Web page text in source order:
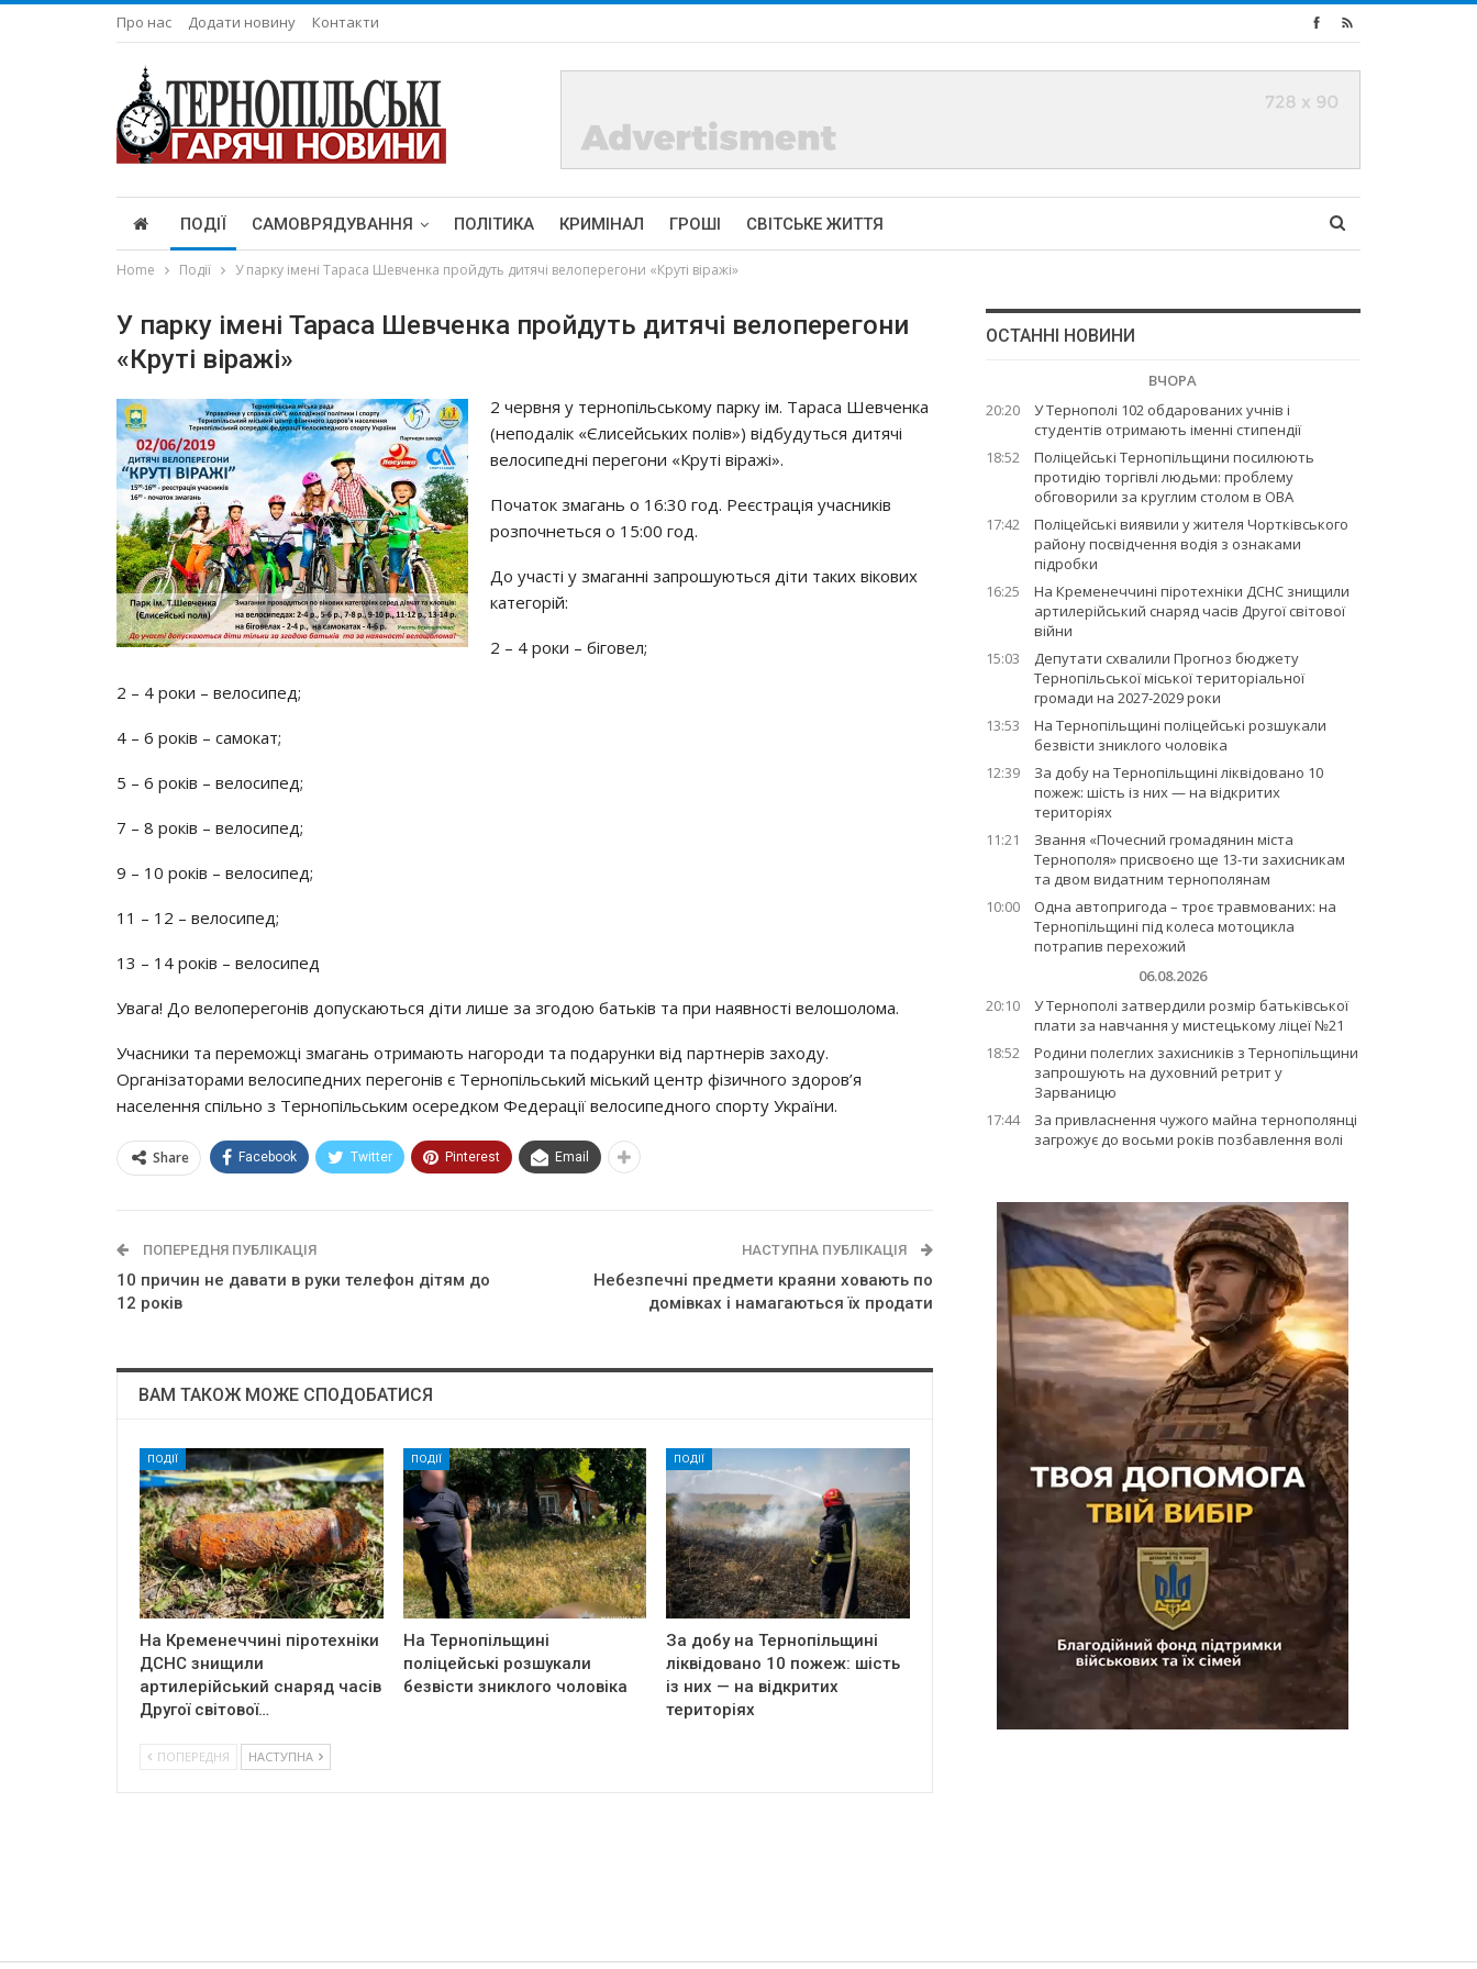
Про нас Додати новину Контакти
ПОДІЇ САМОВРЯДУВАННЯ ПОЛІТИКА КРИМІНАЛ ГРОШІ СВІТСЬКЕ ЖИТТЯ
Home Події У парку імені Тараса Шевченка пройдуть дитячі велоперегони «Круті віражі»
У парку імені Тараса Шевченка пройдуть дитячі велоперегони
«Круті віражі»
2 червня у тернопільському парку ім. Тараса Шевченка
(неподалік «Єлисейських полів») відбудуться дитячі
велосипедні перегони «Круті віражі».
Початок змагань о 16:30 год. Реєстрація учасників
розпочнеться о 15:00 год.
До участі у змаганні запрошуються діти таких вікових
категорій:
2 – 4 роки – біговел;
2 – 4 роки – велосипед;
4 – 6 років – самокат;
5 – 6 років – велосипед;
7 – 8 років – велосипед;
9 – 10 років – велосипед;
11 – 12 – велосипед;
13 – 14 років – велосипед
Увага! До велоперегонів допускаються діти лише за згодою батьків та при наявності велошолома.
Учасники та переможці змагань отримають нагороди та подарунки від партнерів заходу.
Організаторами велосипедних перегонів є Тернопільський міський центр фізичного здоров’я
населення спільно з Тернопільським осередком Федерації велосипедного спорту України.
Share Facebook Twitter Pinterest Email
ПОПЕРЕДНЯ ПУБЛІКАЦІЯ
10 причин не давати в руки телефон дітям до
12 років
НАСТУПНА ПУБЛІКАЦІЯ
Небезпечні предмети краяни ховають по
домівках і намагаються їх продати
ВАМ ТАКОЖ МОЖЕ СПОДОБАТИСЯ
ПОДІЇ
На Кременеччині піротехніки
ДСНС знищили
артилерійський снаряд часів
Другої світової…
ПОДІЇ
На Тернопільщині
поліцейські розшукали
безвісти зниклого чоловіка
ПОДІЇ
За добу на Тернопільщині
ліквідовано 10 пожеж: шість
із них — на відкритих
територіях
ПОПЕРЕДНЯ НАСТУПНА
ОСТАННІ НОВИНИ
ВЧОРА
20:20
У Тернополі 102 обдарованих учнів і
студентів отримають іменні стипендії
18:52
Поліцейські Тернопільщини посилюють
протидію торгівлі людьми: проблему
обговорили за круглим столом в ОВА
17:42
Поліцейські виявили у жителя Чортківського
району посвідчення водія з ознаками
підробки
16:25
На Кременеччині піротехніки ДСНС знищили
артилерійський снаряд часів Другої світової
війни
15:03
Депутати схвалили Прогноз бюджету
Тернопільської міської територіальної
громади на 2027-2029 роки
13:53
На Тернопільщині поліцейські розшукали
безвісти зниклого чоловіка
12:39
За добу на Тернопільщині ліквідовано 10
пожеж: шість із них — на відкритих
територіях
11:21
Звання «Почесний громадянин міста
Тернополя» присвоєно ще 13-ти захисникам
та двом видатним тернополянам
10:00
Одна автопригода – троє травмованих: на
Тернопільщині під колеса мотоцикла
потрапив перехожий
06.08.2026
20:10
У Тернополі затвердили розмір батьківської
плати за навчання у мистецькому ліцеї №21
18:52
Родини полеглих захисників з Тернопільщини
запрошують на духовний ретрит у
Зарваницю
17:44
За привласнення чужого майна тернополянці
загрожує до восьми років позбавлення волі